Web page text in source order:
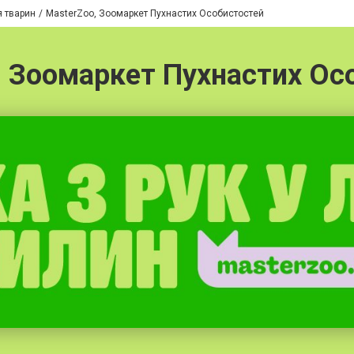
тварин MasterZoo, Зоомаркет Пухнастих Особистостей
Пухнастих